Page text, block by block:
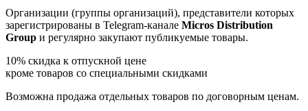
Организации (группы организаций), представители которых
зарегистрированы в Telegram-канале Micros Distribution
Group и регулярно закупают публикуемые товары.
10% скидка к отпускной цене
кроме товаров со специальными скидками
Возможна продажа отдельных товаров по договорным ценам.